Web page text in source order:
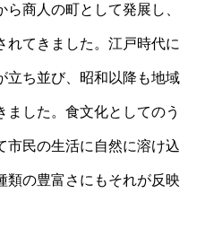
商人の町として発展し、
れてきました。江戸時代に
立ち並び、昭和以降も地域
した。食文化としてのう
市民の生活に自然に溶け込
類の豊富さにもそれが反映